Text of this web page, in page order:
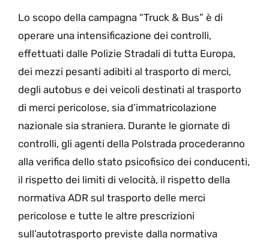
Lo scopo della campagna “Truck & Bus” è di
operare una intensificazione dei controlli,
effettuati dalle Polizie Stradali di tutta Europa,
dei mezzi pesanti adibiti al trasporto di merci,
degli autobus e dei veicoli destinati al trasporto
di merci pericolose, sia d’immatricolazione
nazionale sia straniera. Durante le giornate di
controlli, gli agenti della Polstrada procederanno
alla verifica dello stato psicofisico dei conducenti,
il rispetto dei limiti di velocità, il rispetto della
normativa ADR sul trasporto delle merci
pericolose e tutte le altre prescrizioni
sull’autotrasporto previste dalla normativa